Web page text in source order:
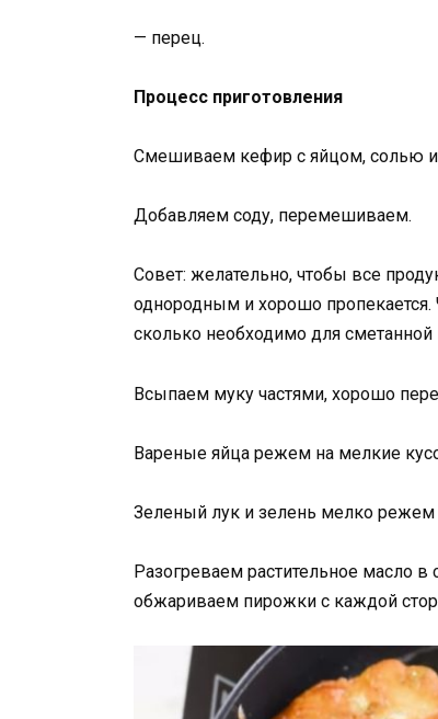
— перец.
Процесс приготовления
Смешиваем кефир с яйцом, солью
Добавляем соду, перемешиваем.
Совет: желательно, чтобы все
однородным и хорошо пропекается.
сколько необходимо для сметанной
Всыпаем муку частями, хорошо
Вареные яйца режем на мелкие
Зеленый лук и зелень мелко
Разогреваем растительное масло
обжариваем пирожки с каждой